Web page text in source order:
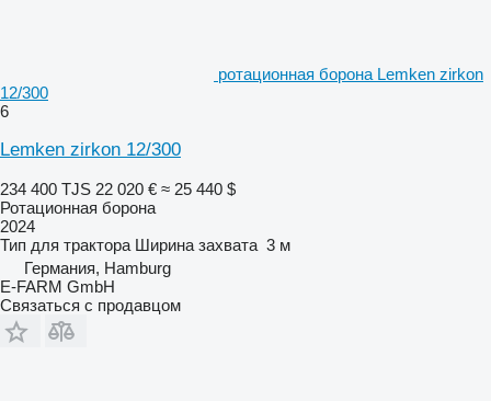
ротационная борона Lemken zirkon
12/300
6
Lemken zirkon 12/300
234 400 TJS 22 020 € ≈ 25 440 $
Ротационная борона
2024
Тип для трактора Ширина захвата 3 м
Германия, Hamburg
E-FARM GmbH
Связаться с продавцом